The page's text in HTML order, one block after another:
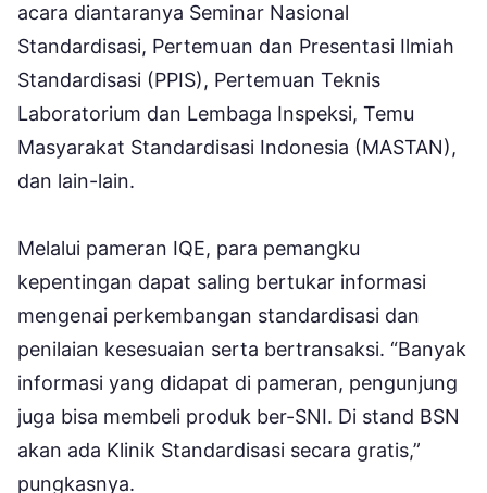
acara diantaranya Seminar Nasional
Standardisasi, Pertemuan dan Presentasi Ilmiah
Standardisasi (PPIS), Pertemuan Teknis
Laboratorium dan Lembaga Inspeksi, Temu
Masyarakat Standardisasi Indonesia (MASTAN),
dan lain-lain.
Melalui pameran IQE, para pemangku
kepentingan dapat saling bertukar informasi
mengenai perkembangan standardisasi dan
penilaian kesesuaian serta bertransaksi. “Banyak
informasi yang didapat di pameran, pengunjung
juga bisa membeli produk ber-SNI. Di stand BSN
akan ada Klinik Standardisasi secara gratis,”
pungkasnya.